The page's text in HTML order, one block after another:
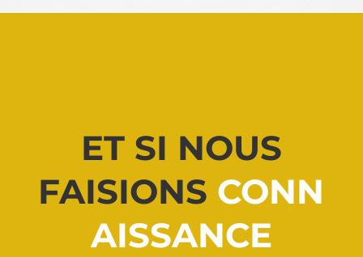
ET SI NOUS
FAISIONS CONN
AISSANCE